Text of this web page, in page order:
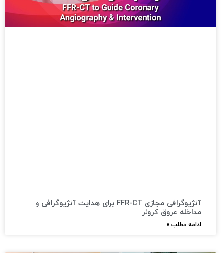
آنژیوگرافی مجازی FFR-CT برای هدایت آنژیوگرافی و
مداخله عروق کرونر
ادامه مطلب »